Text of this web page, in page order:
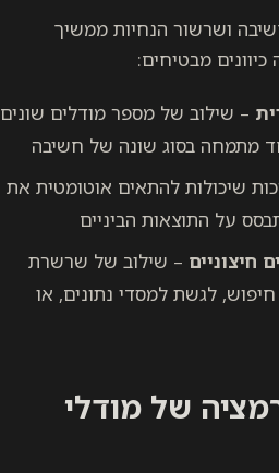
ושרשור הנחיות ממשיך
מבטיחים:
– שילוב של מספר מודלים שונים
מתמחה בסוג שונה של חשיבה
שיכולות להתאים אוטומטית את
על התוצאות הביניים
– שילוב של שרשרת
לגשת למסדי נתונים, או
של מודלי